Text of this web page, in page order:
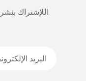
اللإشتراك